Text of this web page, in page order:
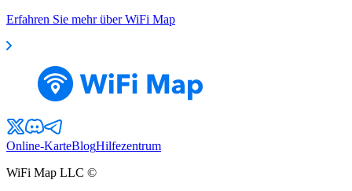
Erfahren Sie mehr über WiFi Map
Online-KarteBlogHilfezentrum
WiFi Map LLC ©